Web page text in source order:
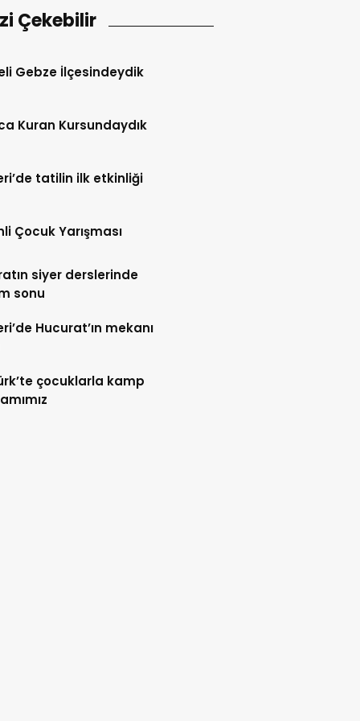
Çekebilir
Gebze İlçesindeydik
Kuran Kursundaydık
tatilin ilk etkinliği
Çocuk Yarışması
siyer derslerinde
sonu
Hucurat’ın mekanı
çocuklarla kamp